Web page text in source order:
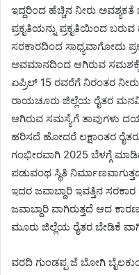
ಇದ್ದರಿಂದ ಹೆಚ್ಚಿನ ನೀರು
ಪ್ರಕೃತಿಯನ್ನು ಪ್ರಕೃತಿಯಿಂದ
ಸರಕಾರದಿಂದ ಸಾಧ್ಯವಾಗೋದು
ಅವಮಾನದಿಂದ ಆಗಿರುವ
ಏಪ್ರಿಲ್ 15 ರವರೆಗೆ ನಿರಂತರ
ರಾಯಚೂರು ಜಿಲ್ಲೆಯ ರೈತರ
ಆಗಿರುವ ಸಮಸ್ಯೆಗೆ ತಾವುಗಳು
ಹರಿಸದೆ ಹೋದರೆ ಲಕ್ಷಾಂತರ
ಗಂಭೀರವಾಗಿ 2025 ಬೆಳಗ್ಗೆ
ಪಡುವಂಥ ಸ್ಥಿತಿ
ಇದರ ಜವಾಬ್ದಾರಿ ಇವತ್ತಿನ
ಜವಾಬ್ದಾರಿ ವಾಗಿರುತ್ತದೆ ಆದ
ಮೂರು ಜಿಲ್ಲೆಯ ರೈತರ ಬೇಡಿಕೆ
ವರದಿ ಗುಂಡಪ್ಪ ಜೆ ಬೋಗಿ